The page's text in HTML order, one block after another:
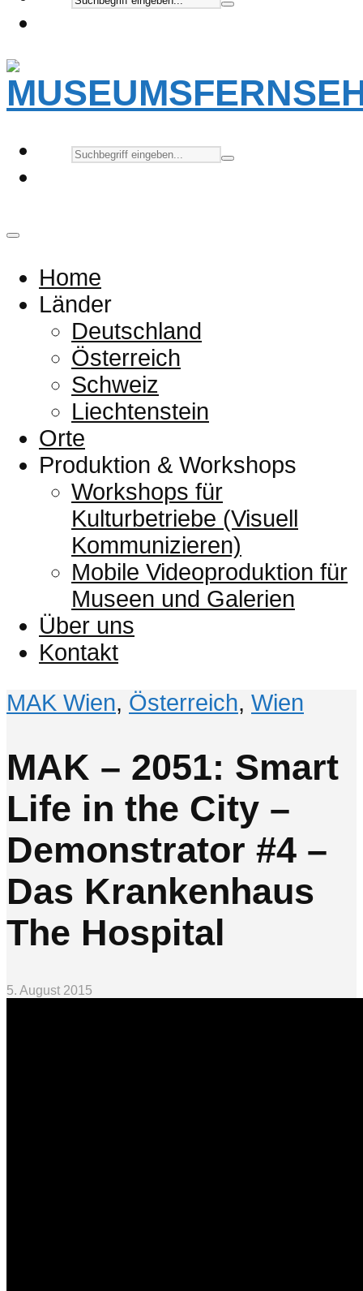
Home
Länder
Deutschland
Österreich
Schweiz
Liechtenstein
Orte
Produktion & Workshops
Workshops für
Kulturbetriebe (Visuell
Kommunizieren)
Mobile Videoproduktion für
Museen und Galerien
Über uns
Kontakt
MAK Wien, Österreich, Wien
MAK – 2051: Smart
Life in the City –
Demonstrator #4 –
Das Krankenhaus
The Hospital
5. August 2015